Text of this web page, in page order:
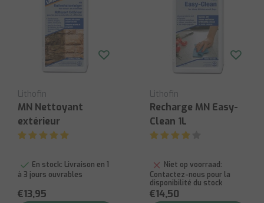
Lithofin
MN Nettoyant
extérieur
En stock: Livraison en 1
à 3 jours ouvrables
€13,95
Lithofin
Recharge MN Easy-
Clean 1L
Niet op voorraad:
Contactez-nous pour la
disponibilité du stock
€14,50